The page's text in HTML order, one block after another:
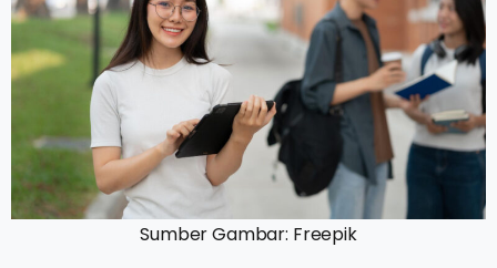
Sumber Gambar: Freepik